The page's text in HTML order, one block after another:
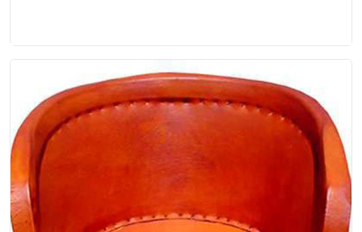
Tradicional de colores
Equipal colores diversos a escoger * Precio
unitario por equipal * Mesa se vende por
separado
$95.00
EP-00-008